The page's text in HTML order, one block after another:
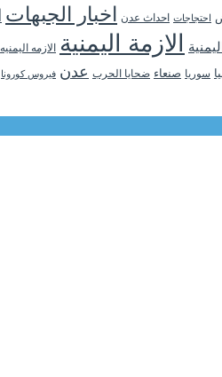
احتجاجات احداث عدن اخبار الجبهات
الازمة اليمنية الازمه اليمنيه
سوريا صنعاء ضحايا الحرب عدن فيروس كورونا